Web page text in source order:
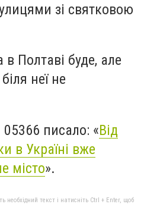
зі святковою
Полтаві буде, але
неї не
писало: «Від
в Україні вже
місто».
необхідний текст і натисніть Ctrl + Enter, щоб